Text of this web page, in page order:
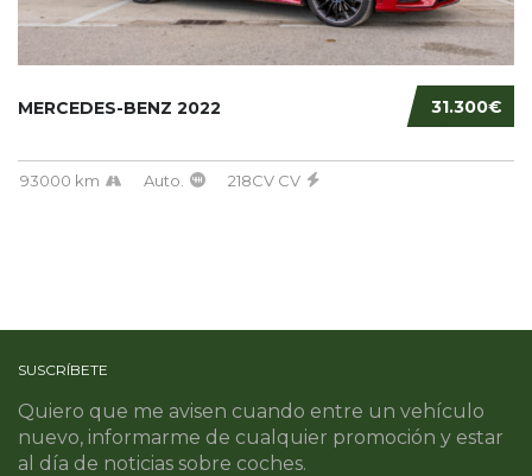
31.300€
MERCEDES-BENZ 2022
93000 km Auto. 218CV CV
SUSCRÍBETE
Quiero que me avisen cuando entre un vehículo
nuevo, informarme de cualquier promoción y estar
al día de noticias sobre coches.